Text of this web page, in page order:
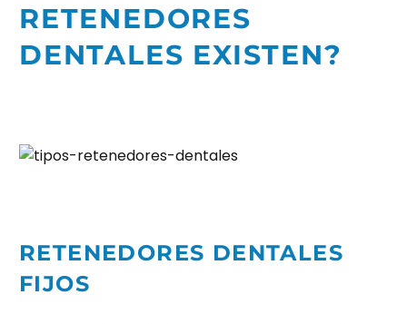
RETENEDORES
DENTALES EXISTEN?
RETENEDORES DENTALES
FIJOS